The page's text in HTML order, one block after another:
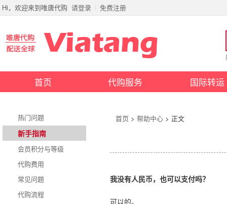
Hi，欢迎来到唯唐代购 请登录 免费注册
首页 代购服务 国际转运
热门问题
新手指南
会员积分与等级
代购费用
常见问题
代购流程
首页 > 帮助中心 > 正文
我没有人民币，也可以支付吗？
可以的。